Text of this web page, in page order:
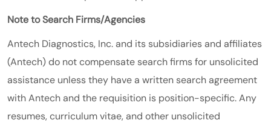
Note to Search Firms/Agencies
Antech Diagnostics, Inc. and its subsidiaries and affiliates
(Antech) do not compensate search firms for unsolicited
assistance unless they have a written search agreement
with Antech and the requisition is position-specific. Any
resumes, curriculum vitae, and other unsolicited